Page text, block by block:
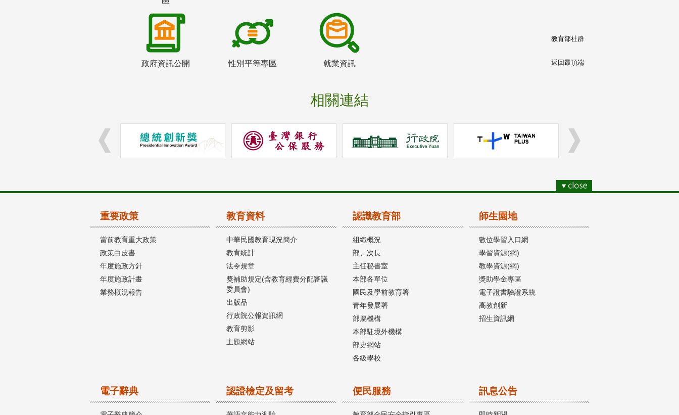
政府資訊公開 性別平等專區 就業資訊
相關連結
教育部社群
返回最頂端
重要政策
當前教育重大政策
政策白皮書
年度施政方針
年度施政計畫
業務概況報告
教育資料
中華民國教育現況簡介
教育統計
法令規章
獎補助規定(含教育經費分配審議
委員會)
出版品
行政院公報資訊網
教育剪影
主題網站
認識教育部
組織概況
部、次長
主任秘書室
本部各單位
國民及學前教育署
青年發展署
部屬機構
本部駐境外機構
部史網站
各級學校
師生園地
數位學習入口網
學習資源(網)
教學資源(網)
獎助學金專區
電子證書驗證系統
高教創新
招生資訊網
電子辭典 認證檢定及留考 便民服務 訊息公告